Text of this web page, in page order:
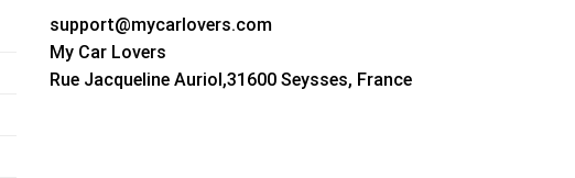
support@mycarlovers.com
My Car Lovers
Rue Jacqueline Auriol,31600 Seysses, France